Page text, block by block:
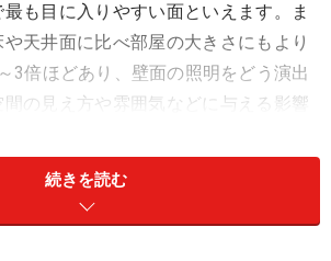
も目に入りやすい面といえます。ま
天井面に比べ部屋の大きさにもより
3倍ほどあり、壁面の照明をどう演出
の見え方や雰囲気などに与える影響
ャ器具による壁面照明は、壁面が明る
空間の明るさ感が強調されます。さ
続きを読む